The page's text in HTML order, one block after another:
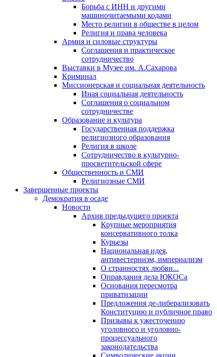
Борьба с ИНН и другими
машиночитаемыми кодами
Место религии в обществе в целом
Религия и права человека
Армия и силовые структуры
Соглашения и практическое
сотрудничество
Выставки в Музее им. А.Сахарова
Криминал
Миссионерская и социальная деятельность
Иная социальная деятельность
Соглашения о социальном
сотрудничестве
Образование и культура
Государственная поддержка
религиозного образования
Религия в школе
Сотрудничество в культурно-
просветительской сфере
Общественность и СМИ
Религиозные СМИ
Завершенные проекты
Демократия в осаде
Новости
Архив предыдущего проекта
Крупные мероприятия
консервативного толка
Курьезы
Национальная идея,
антивестернизм, империализм
О странностях любви...
Оправдания дела ЮКОСа
Основания пересмотра
приватизации
Предложения де-либерализовать
Конституцию и публичное право
Призывы к ужесточению
уголовного и уголовно-
процессуального
законодательства
Символические акции